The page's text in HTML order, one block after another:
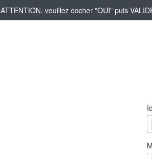
ATTENTION, veuillez cocher "OUI" puis